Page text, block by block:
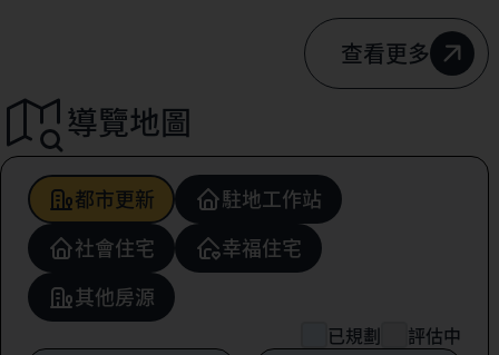
查看更多
導覽地圖
都市更新
駐地工作站
社會住宅
幸福住宅
其他房源
已規劃 評估中